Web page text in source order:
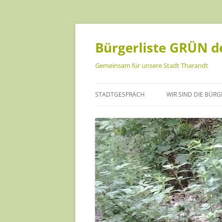
Bürgerliste GRÜN
Gemeinsam für unsere Stadt Tharandt
STADTGESPRÄCH WIR SIND DIE
CHRISTOPH
DANIEL BECKER
HANNA GEIST
INA SCHREINER
JANA FÖRSTER-